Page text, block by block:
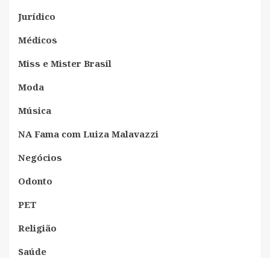
Jurídico
Médicos
Miss e Mister Brasil
Moda
Música
NA Fama com Luiza Malavazzi
Negócios
Odonto
PET
Religião
Saúde